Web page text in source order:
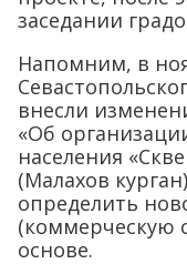
заседании
Напомним, в
внесли
«Об
населения
(Малахов
определить
(коммерческую
основе.